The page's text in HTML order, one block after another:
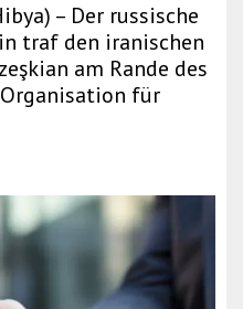
– Der russische
traf den iranischen
am Rande des
für